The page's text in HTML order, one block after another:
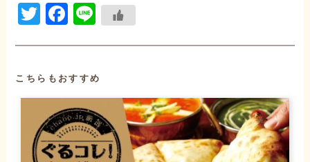
Twitter
Facebook
Line
こちらもおすすめ